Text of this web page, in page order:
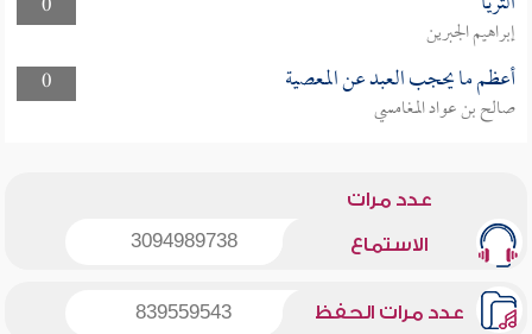
إبراهيم الجبرين
0
أعظم ما يحجب العبد عن المعصية
صالح بن عواد المغامسي
عدد مرات
الاستماع 3094989738
عدد مرات الحفظ 839559543